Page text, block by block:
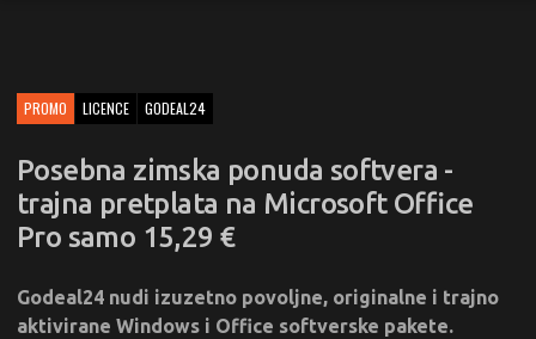
PROMO LICENCE GODEAL24
Posebna zimska ponuda softvera -
trajna pretplata na Microsoft Office
Pro samo 15,29 €
Godeal24 nudi izuzetno povoljne, originalne i trajno
aktivirane Windows i Office softverske pakete.